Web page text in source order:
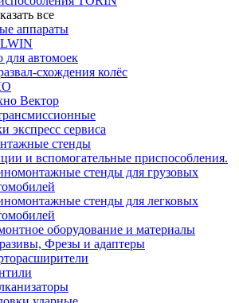
все
аппараты
для автомоек
схождения колёс
Вектор
экспресс сервиса
стенды
и вспомогательные приспособления.
стенды для грузовых
стенды для легковых
оборудование и материалы
Фрезы и адаптеры